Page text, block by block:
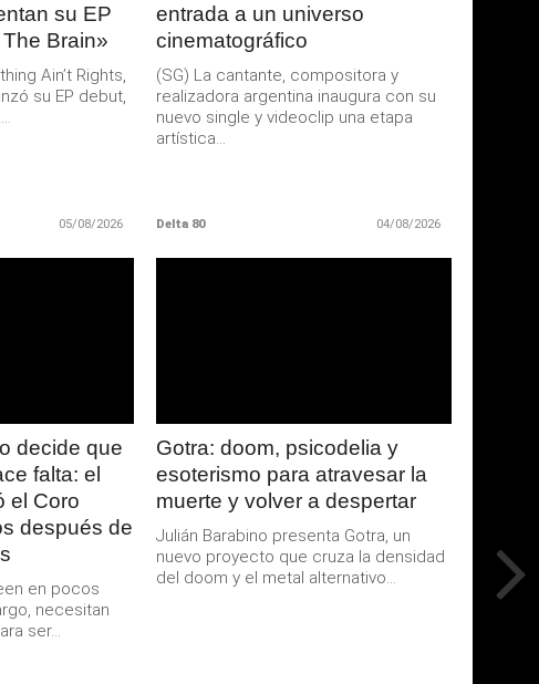
su EP
Brain»
Ain’t Rights,
su EP debut,
05/08/2026
entrada a un universo
cinematográfico
(SG) La cantante, compositora y
realizadora argentina inaugura con su
nuevo single y videoclip una etapa
artística...
Delta 80 04/08/2026
decide que
falta: el
el Coro
después de
en pocos
necesitan
ser...
Gotra: doom, psicodelia y
esoterismo para atravesar la
muerte y volver a despertar
Julián Barabino presenta Gotra, un
nuevo proyecto que cruza la densidad
del doom y el metal alternativo...